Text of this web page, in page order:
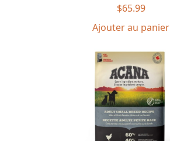
$65.99
Ajouter au panier